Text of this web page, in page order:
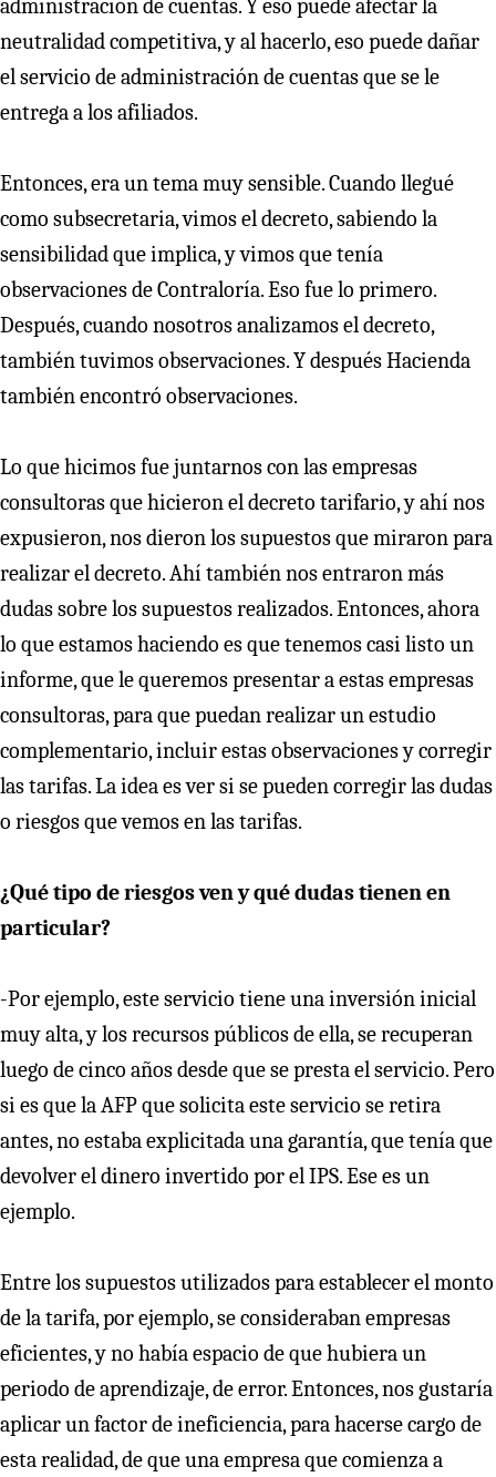
administración de cuentas. Y eso puede afectar la
neutralidad competitiva, y al hacerlo, eso puede dañar
el servicio de administración de cuentas que se le
entrega a los afiliados.
Entonces, era un tema muy sensible. Cuando llegué
como subsecretaria, vimos el decreto, sabiendo la
sensibilidad que implica, y vimos que tenía
observaciones de Contraloría. Eso fue lo primero.
Después, cuando nosotros analizamos el decreto,
también tuvimos observaciones. Y después Hacienda
también encontró observaciones.
Lo que hicimos fue juntarnos con las empresas
consultoras que hicieron el decreto tarifario, y ahí nos
expusieron, nos dieron los supuestos que miraron para
realizar el decreto. Ahí también nos entraron más
dudas sobre los supuestos realizados. Entonces, ahora
lo que estamos haciendo es que tenemos casi listo un
informe, que le queremos presentar a estas empresas
consultoras, para que puedan realizar un estudio
complementario, incluir estas observaciones y corregir
las tarifas. La idea es ver si se pueden corregir las dudas
o riesgos que vemos en las tarifas.
¿Qué tipo de riesgos ven y qué dudas tienen en
particular?
-Por ejemplo, este servicio tiene una inversión inicial
muy alta, y los recursos públicos de ella, se recuperan
luego de cinco años desde que se presta el servicio. Pero
si es que la AFP que solicita este servicio se retira
antes, no estaba explicitada una garantía, que tenía que
devolver el dinero invertido por el IPS. Ese es un
ejemplo.
Entre los supuestos utilizados para establecer el monto
de la tarifa, por ejemplo, se consideraban empresas
eficientes, y no había espacio de que hubiera un
periodo de aprendizaje, de error. Entonces, nos gustaría
aplicar un factor de ineficiencia, para hacerse cargo de
esta realidad, de que una empresa que comienza a